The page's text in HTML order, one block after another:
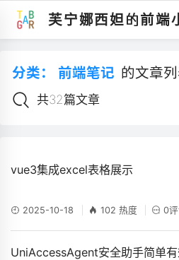
芙宁娜西妲的前端
分类： 前端笔记 的文章
共32篇文章
vue3集成excel表格展示
2025-10-18 102 热度 0
UniAccessAgent安全助手简单